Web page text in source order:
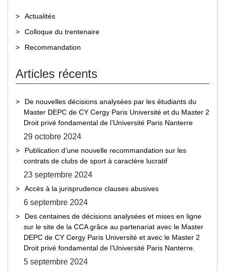
Actualités
Colloque du trentenaire
Recommandation
Articles récents
De nouvelles décisions analysées par les étudiants du
Master DEPC de CY Cergy Paris Université et du Master 2
Droit privé fondamental de l’Université Paris Nanterre
29 octobre 2024
Publication d’une nouvelle recommandation sur les
contrats de clubs de sport à caractère lucratif
23 septembre 2024
Accès à la jurisprudence clauses abusives
6 septembre 2024
Des centaines de décisions analysées et mises en ligne
sur le site de la CCA grâce au partenariat avec le Master
DEPC de CY Cergy Paris Université et avec le Master 2
Droit privé fondamental de l’Université Paris Nanterre.
5 septembre 2024